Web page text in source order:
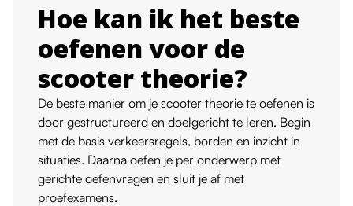
Hoe kan ik het beste
oefenen voor de
scooter theorie?
De beste manier om je scooter theorie te oefenen is
door gestructureerd en doelgericht te leren. Begin
met de basis verkeersregels, borden en inzicht in
situaties. Daarna oefen je per onderwerp met
gerichte oefenvragen en sluit je af met
proefexamens.